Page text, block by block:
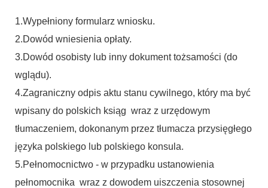
1.Wypełniony formularz wniosku.
2.Dowód wniesienia opłaty.
3.Dowód osobisty lub inny dokument tożsamości (do
wglądu).
4.Zagraniczny odpis aktu stanu cywilnego, który ma być
wpisany do polskich ksiąg wraz z urzędowym
tłumaczeniem, dokonanym przez tłumacza przysięgłego
języka polskiego lub polskiego konsula.
5.Pełnomocnictwo - w przypadku ustanowienia
pełnomocnika wraz z dowodem uiszczenia stosownej